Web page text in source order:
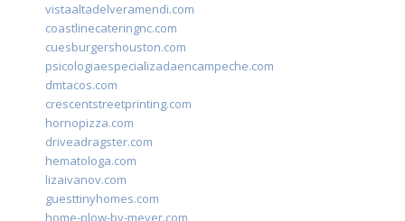
vistaaltadelveramendi.com
coastlinecateringnc.com
cuesburgershouston.com
psicologiaespecializadaencampeche.com
dmtacos.com
crescentstreetprinting.com
hornopizza.com
driveadragster.com
hematologa.com
lizaivanov.com
guesttinyhomes.com
home-plow-by-meyer.com